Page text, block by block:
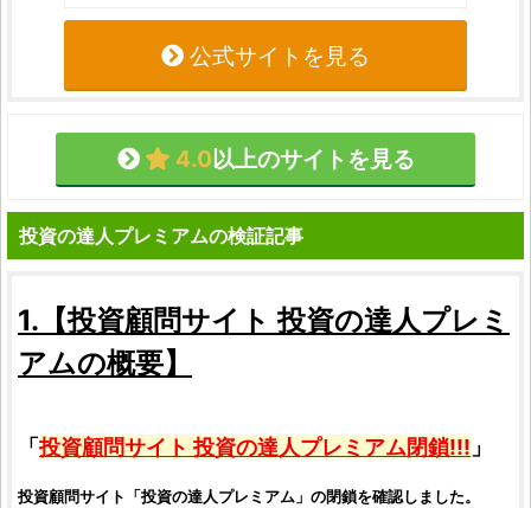
公式サイトを見る
4.0以上のサイトを見る
投資の達人プレミアムの検証記事
1.【投資顧問サイト 投資の達人プレミ
アムの概要】
「投資顧問サイト 投資の達人プレミアム閉鎖!!! 」
投資顧問サイト 「投資の達人プレミアム 」の閉鎖を確認しました。